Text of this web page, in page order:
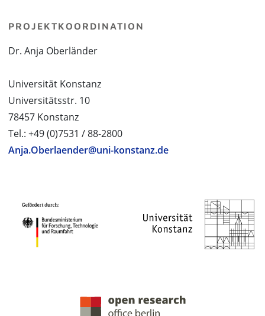
PROJEKTKOORDINATION
Dr. Anja Oberländer
Universität Konstanz
Universitätsstr. 10
78457 Konstanz
Tel.: +49 (0)7531 / 88-2800
Anja.Oberlaender@uni-konstanz.de